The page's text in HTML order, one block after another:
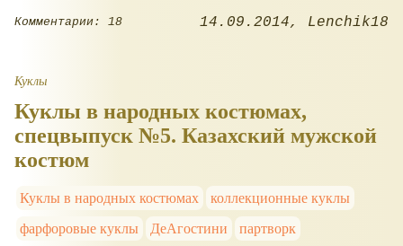
Комментарии: 18 14.09.2014 Lenchik18
Куклы
Куклы в народных костюмах,
спецвыпуск №5. Казахский мужской
костюм
Куклы в народных костюмах
коллекционные куклы
фарфоровые куклы
ДеАгостини
партворк